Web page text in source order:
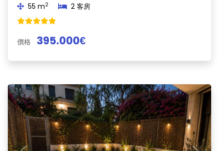
55 m2 2 客房
價格 395.000€